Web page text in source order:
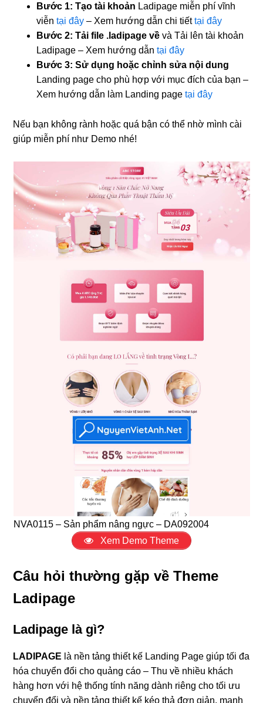
Bước 1: Tạo tài khoản Ladipage miễn phí vĩnh
viễntại đây – Xem hướng dẫn chi tiếttại đây
Bước 2: Tải file .ladipage về và Tải lên tài khoản
Ladipage – Xem hướng dẫntại đây
Bước 3: Sử dụng hoặc chỉnh sửa nội dung
Landing page cho phù hợp với mục đích của bạn –
Xem hướng dẫn làm Landing pagetại đây
Nếu bạn không rành hoặc quá bận có thể nhờ mình cài
giúp miễn phí như Demo nhé!
NVA0115 – Sản phẩm nâng ngực – DA092004
Xem Demo Theme
Câu hỏi thường gặp về Theme
Ladipage
Ladipage là gì?
LADIPAGE là nền tảng thiết kế Landing Page giúp tối đa
hóa chuyển đổi cho quảng cáo – Thu về nhiều khách
hàng hơn với hệ thống tính năng dành riêng cho tối ưu
chuyển đổi và nền tảng thiết kế kéo thả đơn giản, mạnh